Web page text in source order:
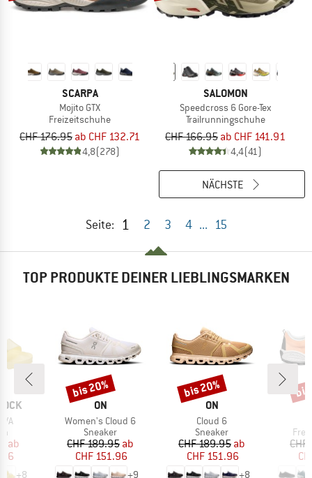
SCARPA
Mojito GTX
Freizeitschuhe
CHF 176.95 ab CHF 132.71
4,8(278)
SALOMON
Speedcross 6 Gore-Tex
Trailrunningschuhe
CHF 166.95 ab CHF 141.91
4,4(41)
Seite: 1 2 3 4 ... 15
NÄCHSTE
TOP PRODUKTE DEINER LIEBLINGSMARKEN
Preis
ab
+8
MARKE
ON
Artikel
Women's Cloud 6
Produktgruppe
Sneaker
Preis
CHF 189.95reduzierter Preis
ab
CHF 151.96
+9
Rabatt
bis 20%
MARKE
ON
Artikel
Cloud 6
Produktgruppe
Sneaker
Preis
CHF 189.95reduzierter Preis
ab
CHF 151.96
+8
Rabatt
bis 20%